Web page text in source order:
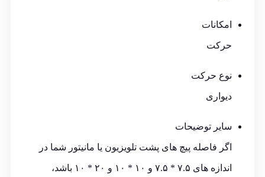
امکانات
حرکت
نوع حرکت
دیواری
سایر توضیحات
اگر فاصله پیچ های پشت تلویزیون یا مانیتور شما در
اندازه های ۷.۵ * ۷.۵ و ۱۰ * ۱۰ و ۲۰ * ۱۰ باشد،